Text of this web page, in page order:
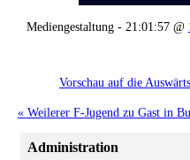
Mediengestaltung - 21:01:57 @
Vorschau auf die
« Weilerer F-Jugend zu Gast in
Administration